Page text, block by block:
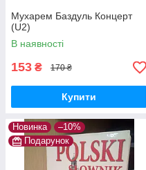
Мухарем Баздуль Концерт
(U2)
В наявності
153 ₴ 170 ₴
Купити
Новинка
–10%
Подарунок